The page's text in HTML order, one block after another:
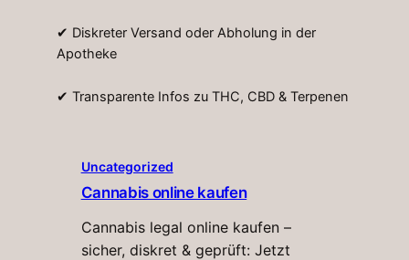
✔ Diskreter Versand oder Abholung in der
Apotheke
✔ Transparente Infos zu THC, CBD & Terpenen
Uncategorized
Cannabis online kaufen
Cannabis legal online kaufen –
sicher, diskret & geprüft: Jetzt